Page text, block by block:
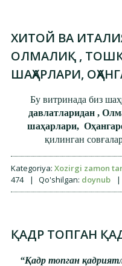
ХИТОЙ ВА
ОЛМАЛИҚ ,
ШАҲАРЛАРИ,
Бу витринада биз
давлатларидан ,
шаҳарлари,
қилинган
Kategoriya: Xozirgi zamon
474
| Qo'shilgan: doynub |
ҚАДР ТОПГАН
“Қадр топган